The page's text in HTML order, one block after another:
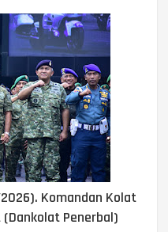
Komandan Kolat
Penerbal)